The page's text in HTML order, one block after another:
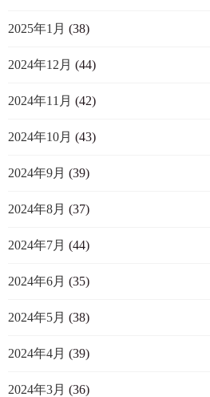
2025年1月 (38)
2024年12月 (44)
2024年11月 (42)
2024年10月 (43)
2024年9月 (39)
2024年8月 (37)
2024年7月 (44)
2024年6月 (35)
2024年5月 (38)
2024年4月 (39)
2024年3月 (36)